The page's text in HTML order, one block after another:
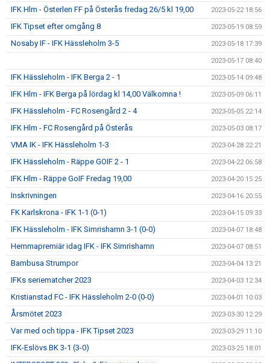
IFK Hlm - Österlen FF på Österås fredag 26/5 kl 19,00 2023-05-22 18:56
IFK Tipset efter omgång 8 2023-05-19 08:59
Nosaby IF - IFK Hässleholm 3-5 2023-05-18 17:39
2023-05-17 08:40
IFK Hässleholm - IFK Berga 2 - 1 2023-05-14 09:48
IFK Hlm - IFK Berga på lördag kl 14,00 Välkomna ! 2023-05-09 06:11
IFK Hässleholm - FC Rosengård 2 - 4 2023-05-05 22:14
IFK Hlm - FC Rosengård på Österås 2023-05-03 08:17
VMA IK - IFK Hässleholm 1-3 2023-04-28 22:21
IFK Hässleholm - Räppe GOIF 2 - 1 2023-04-22 06:58
IFK Hlm - Räppe GoIF Fredag 19,00 2023-04-20 15:25
Inskrivningen 2023-04-16 20:55
FK Karlskrona - IFK 1-1 (0-1) 2023-04-15 09:33
IFK Hässleholm - IFK Simrishamn 3-1 (0-0) 2023-04-07 18:48
Hemmapremiär idag IFK - IFK Simrishamn 2023-04-07 08:51
Bambusa Strumpor 2023-04-04 13:21
IFKs seriematcher 2023 2023-04-03 12:34
Kristianstad FC - IFK Hässleholm 2-0 (0-0) 2023-04-01 10:03
Årsmötet 2023 2023-03-30 12:29
Var med och tippa - IFK Tipset 2023 2023-03-29 11:10
IFK-Eslövs BK 3-1 (3-0) 2023-03-25 18:01